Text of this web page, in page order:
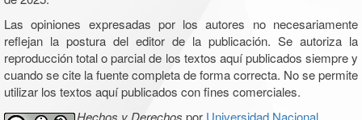
Las opiniones expresadas por los autores no necesariamente
reflejan la postura del editor de la publicación. Se autoriza la
reproducción total o parcial de los textos aquí publicados siempre y
cuando se cite la fuente completa de forma correcta. No se permite
utilizar los textos aquí publicados con fines comerciales.